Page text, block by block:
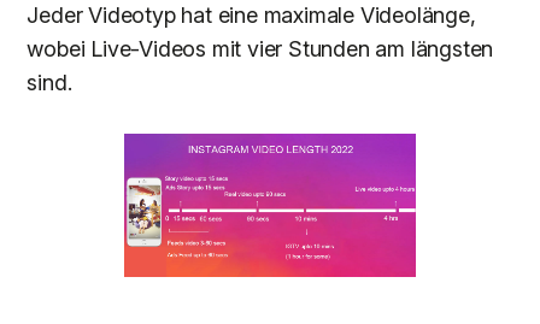
Jeder Videotyp hat eine maximale Videolänge,
wobei Live-Videos mit vier Stunden am längsten
sind.